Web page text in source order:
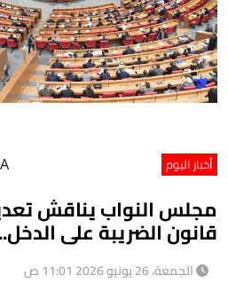
أخبار اليوم
مجلس النواب يناقش
قانون الضريبة على
الجمعة، 26 يونيو 2026 11:01 ص